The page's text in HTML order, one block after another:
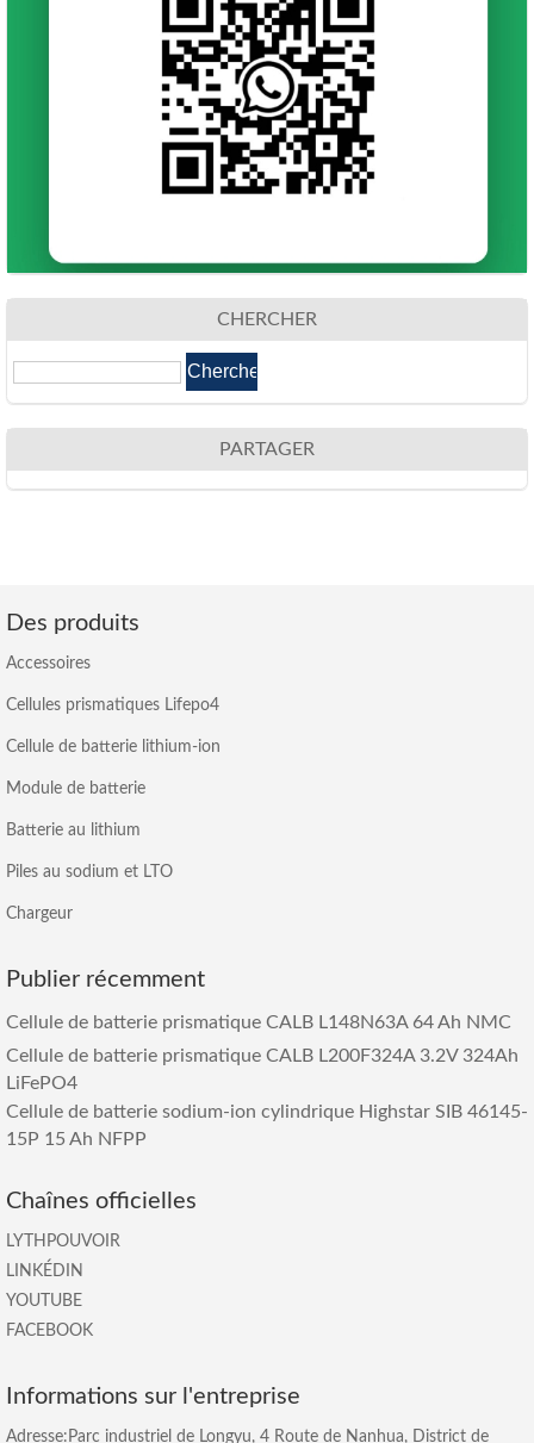
CHERCHER
PARTAGER
Des produits
Accessoires
Cellules prismatiques Lifepo4
Cellule de batterie lithium-ion
Module de batterie
Batterie au lithium
Piles au sodium et LTO
Chargeur
Publier récemment
Cellule de batterie prismatique CALB L148N63A 64 Ah NMC
Cellule de batterie prismatique CALB L200F324A 3.2V 324Ah
LiFePO4
Cellule de batterie sodium-ion cylindrique Highstar SIB 46145-
15P 15 Ah NFPP
Chaînes officielles
LYTHPOUVOIR
LINKÉDIN
YOUTUBE
FACEBOOK
Informations sur l'entreprise
Adresse:Parc industriel de Longyu, 4 Route de Nanhua, District de